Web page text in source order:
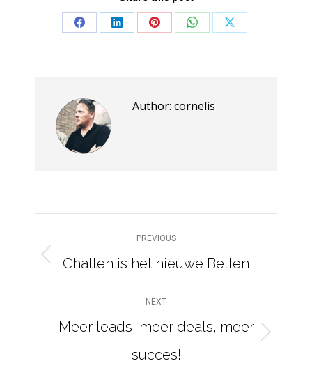
Share
Share
Share
Share
Share
Author: cornelis
NAVIGATION
PREVIOUS
Previous
Chatten is het nieuwe Bellen
NEXT
post:
Meer leads, meer deals, meer
succes!